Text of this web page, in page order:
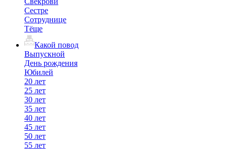
Сестре
Сотруднице
Тёще
Какой повод
Выпускной
День рождения
Юбилей
20 лет
25 лет
30 лет
35 лет
40 лет
45 лет
50 лет
55 лет